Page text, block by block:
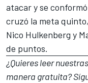
atacar y se
cruzó la meta
Nico Hulkenberg y
de puntos.
¿Quieres leer
manera gratuita?